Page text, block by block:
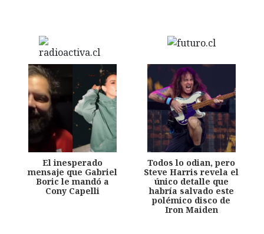
El inesperado
mensaje que Gabriel
Boric le mandó a
Cony Capelli
Todos lo odian, pero
Steve Harris revela el
único detalle que
habría salvado este
polémico disco de
Iron Maiden